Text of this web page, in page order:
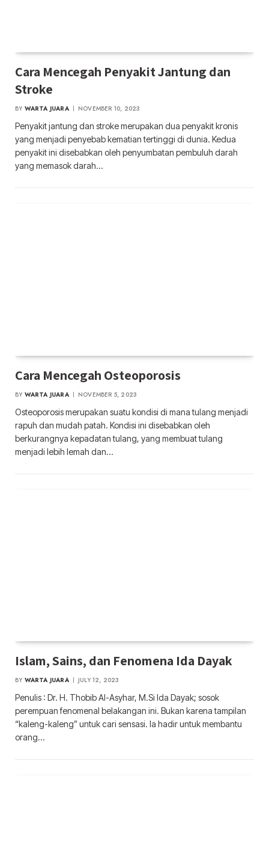
Cara Mencegah Penyakit Jantung dan
Stroke
BY WARTA JUARA NOVEMBER 10, 2023
Penyakit jantung dan stroke merupakan dua penyakit kronis
yang menjadi penyebab kematian tertinggi di dunia. Kedua
penyakit ini disebabkan oleh penyumbatan pembuluh darah
yang memasok darah…
Cara Mencegah Osteoporosis
BY WARTA JUARA NOVEMBER 5, 2023
Osteoporosis merupakan suatu kondisi di mana tulang menjadi
rapuh dan mudah patah. Kondisi ini disebabkan oleh
berkurangnya kepadatan tulang, yang membuat tulang
menjadi lebih lemah dan…
Islam, Sains, dan Fenomena Ida Dayak
BY WARTA JUARA JULY 12, 2023
Penulis : Dr. H. Thobib Al-Asyhar, M.Si Ida Dayak; sosok
perempuan fenomenal belakangan ini. Bukan karena tampilan
“kaleng-kaleng” untuk cari sensasi. Ia hadir untuk membantu
orang…